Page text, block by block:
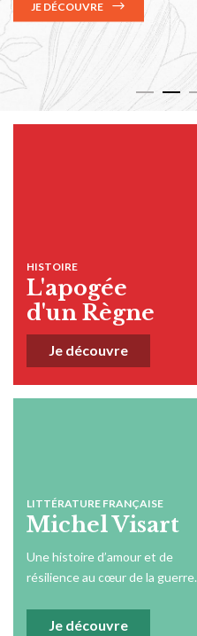
HISTOIRE
L'apogée
d'un Règne
Je découvre
LITTÉRATURE FRANÇAISE
Michel Visart
Une histoire d’amour et de
résilience au cœur de la guerre.
Je découvre